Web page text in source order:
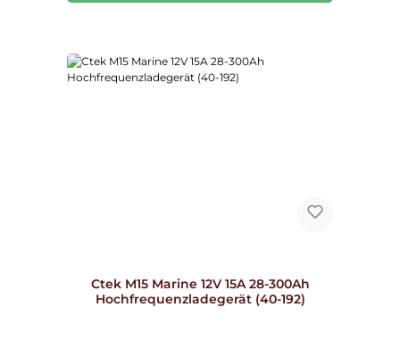
Ctek M15 Marine 12V 15A 28-300Ah
Hochfrequenzladegerät (40-192)